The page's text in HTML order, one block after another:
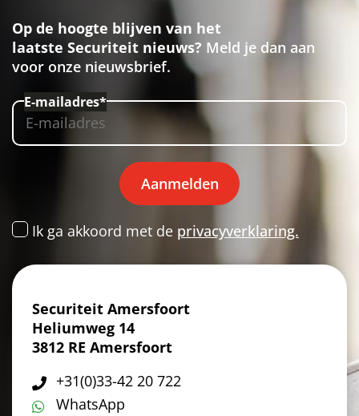
Op de hoogte blijven van het
laatste Securiteit nieuws? Meld je dan aan
voor onze nieuwsbrief.
E-mailadres*
Aanmelden
Ik ga akkoord met de privacyverklaring.
Securiteit Amersfoort
Heliumweg 14
3812 RE Amersfoort
+31(0)33-42 20 722
WhatsApp